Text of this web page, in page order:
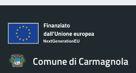
Comune di Carmagnola